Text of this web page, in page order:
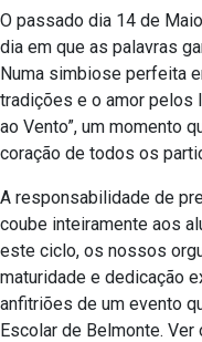
O passado dia 14 de
dia em que as palavras
Numa simbiose perfeita
tradições e o amor pelos
ao Vento”, um momento
coração de todos os
A responsabilidade de
coube inteiramente aos
este ciclo, os nossos
maturidade e dedicação
anfitriões de um evento
Escolar de Belmonte.